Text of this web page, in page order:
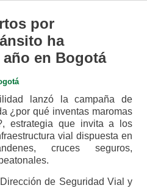
por
ha
en Bogotá
lanzó la campaña de
¿por qué inventas maromas
estrategia que invita a los
vial dispuesta en
cruces seguros,
de Seguridad Vial y